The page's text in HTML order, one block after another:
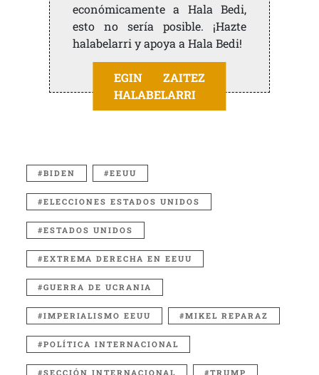
económicamente a Hala Bedi,
esto no sería posible. ¡Hazte
halabelarri y apoya a Hala Bedi!
EGIN ZAITEZ
HALABELARRI
BIDEN EEUU
ELECCIONES ESTADOS UNIDOS
ESTADOS UNIDOS
EXTREMA DERECHA EN EEUU
GUERRA DE UCRANIA
IMPERIALISMO EEUU MIKEL REPARAZ
POLÍTICA INTERNACIONAL
SECCIÓN INTERNACIONAL TRUMP